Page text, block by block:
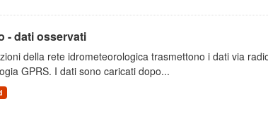
- dati osservati
della rete idrometeorologica trasmettono i dati via
GPRS. I dati sono caricati dopo...